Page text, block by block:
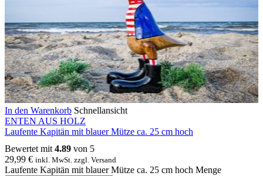
In den Warenkorb Schnellansicht
ENTEN AUS HOLZ
Laufente Kapitän mit blauer Mütze ca. 25 cm hoch
Bewertet mit 4.89 von 5
29,99 € inkl. MwSt. zzgl. Versand
Laufente Kapitän mit blauer Mütze ca. 25 cm hoch Menge